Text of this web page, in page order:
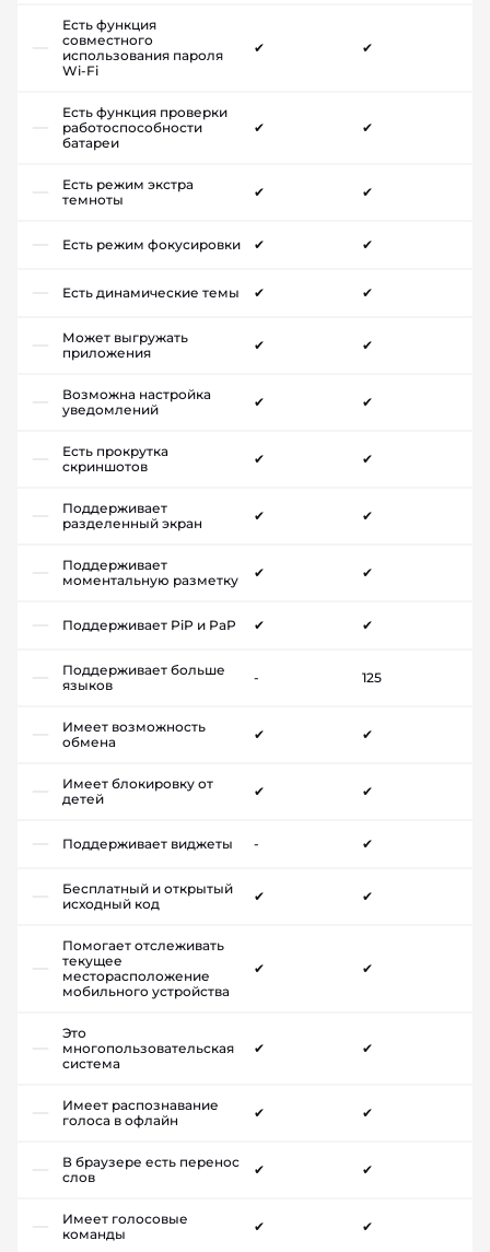
Есть функция
совместного
использования пароля
Wi-Fi
✔ ✔
Есть функция проверки
работоспособности
батареи
✔ ✔
Есть режим экстра
темноты
✔ ✔
Есть режим фокусировки ✔ ✔
Есть динамические темы ✔ ✔
Может выгружать
приложения
✔ ✔
Возможна настройка
уведомлений
✔ ✔
Есть прокрутка
скриншотов
✔ ✔
Поддерживает
разделенный экран
✔ ✔
Поддерживает
моментальную разметку
✔ ✔
Поддерживает PiP и PaP ✔ ✔
Поддерживает больше
языков
- 125
Имеет возможность
обмена
✔ ✔
Имеет блокировку от
детей
✔ ✔
Поддерживает виджеты - ✔
Бесплатный и открытый
исходный код
✔ ✔
Помогает отслеживать
текущее
месторасположение
мобильного устройства
✔ ✔
Это
многопользовательская
система
✔ ✔
Имеет распознавание
голоса в офлайн
✔ ✔
В браузере есть перенос
слов
✔ ✔
Имеет голосовые
команды
✔ ✔